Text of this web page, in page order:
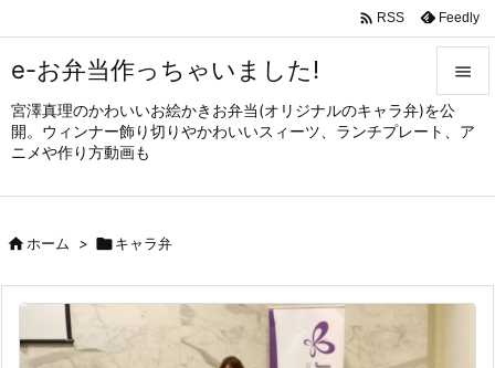
e-お弁当作っちゃいました!
宮澤真理のかわいいお絵かきお弁当(オリジナルのキャラ弁)を公
開。ウィンナー飾り切りやかわいいスィーツ、ランチプレート、ア
ニメや作り方動画も


メニュ
サイド

次へ
 RSS Feedly
ホーム > キャラ弁